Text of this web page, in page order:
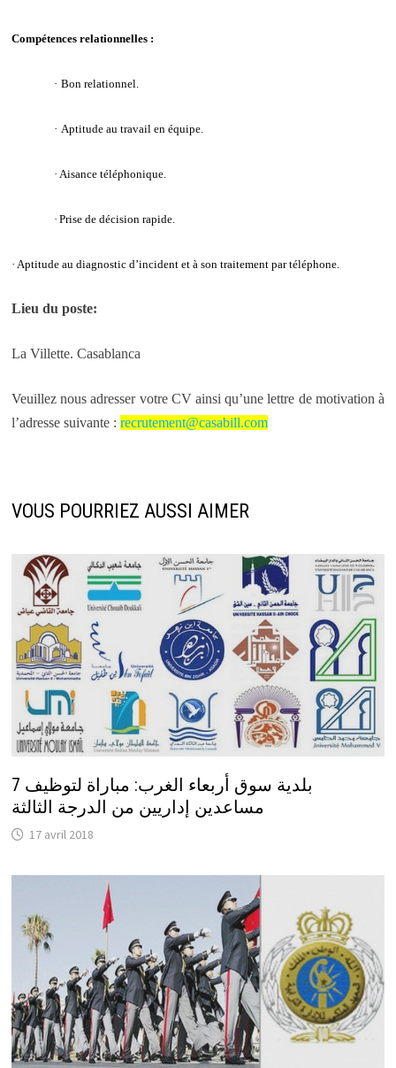
Compétences relationnelles :
· Bon relationnel.
· Aptitude au travail en équipe.
· Aisance téléphonique.
· Prise de décision rapide.
· Aptitude au diagnostic d’incident et à son traitement par téléphone.
Lieu du poste:
La Villette. Casablanca
Veuillez nous adresser votre CV ainsi qu’une lettre de motivation à
l’adresse suivante : recrutement@casabill.com
VOUS POURRIEZ AUSSI AIMER
بلدية سوق أربعاء الغرب: مباراة لتوظيف 7
مساعدين إداريين من الدرجة الثالثة
17 avril 2018